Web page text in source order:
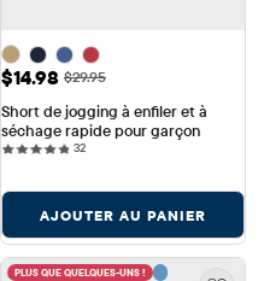
Prix ​​de vente: $14.98
$14.98 Prix ​​d'origine: $29.95
$29.95
Short de jogging à enfiler et à
séchage rapide pour garçon
3232 reviews
AJOUTER AU PANIER
PLUS QUE QUELQUES-UNS !